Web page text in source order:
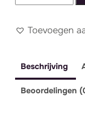
superToevoegen
Beschrijving
Beoordelingen